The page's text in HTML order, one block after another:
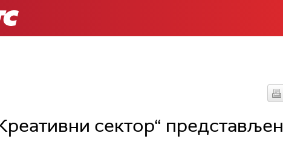
сектор“ представљен